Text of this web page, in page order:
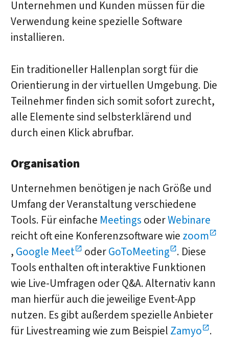
Unternehmen und Kunden müssen für die
Verwendung keine spezielle Software
installieren.
Ein traditioneller Hallenplan sorgt für die
Orientierung in der virtuellen Umgebung. Die
Teilnehmer finden sich somit sofort zurecht,
alle Elemente sind selbsterklärend und
durch einen Klick abrufbar.
Organisation
Unternehmen benötigen je nach Größe und
Umfang der Veranstaltung verschiedene
Tools. Für einfache Meetings oderWebinare
reicht oft eine Konferenzsoftware wie zoom
, Google Meet oderGoToMeeting . Diese
Tools enthalten oft interaktive Funktionen
wie Live-Umfragen oder Q&A. Alternativ kann
man hierfür auch die jeweilige Event-App
nutzen. Es gibt außerdem spezielle Anbieter
für Livestreaming wie zum Beispiel Zamyo .